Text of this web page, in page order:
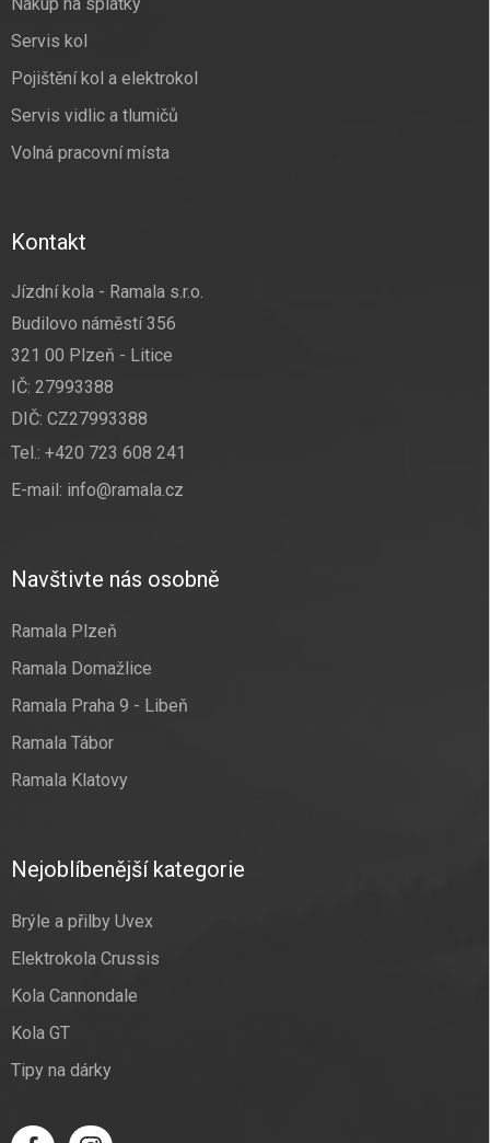
Servis kol
Pojištění kol a elektrokol
Servis vidlic a tlumičů
Volná pracovní místa
Kontakt
Jízdní kola - Ramala s.r.o.
Budilovo náměstí 356
321 00 Plzeň - Litice
IČ: 27993388
DIČ: CZ27993388
Tel.: +420 723 608 241
E-mail: info@ramala.cz
Navštivte nás osobně
Ramala Plzeň
Ramala Domažlice
Ramala Praha 9 - Libeň
Ramala Tábor
Ramala Klatovy
Nejoblíbenější kategorie
Brýle a přilby Uvex
Elektrokola Crussis
Kola Cannondale
Kola GT
Tipy na dárky